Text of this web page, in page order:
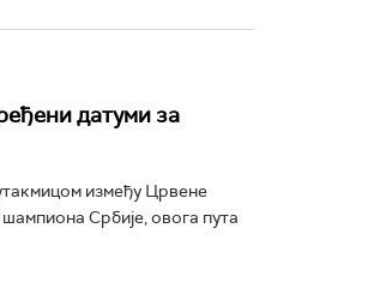
датуми за
између Црвене
Србије, овога пута